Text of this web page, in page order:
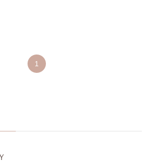
1